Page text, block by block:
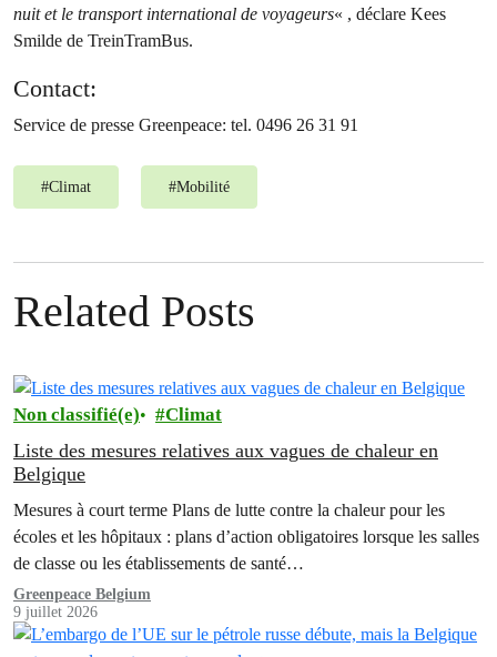
nuit et le transport international de voyageurs« , déclare Kees
Smilde de TreinTramBus.
Contact:
Service de presse Greenpeace: tel. 0496 26 31 91
#Climat #Mobilité
Related Posts
Non classifié(e) Climat
Liste des mesures relatives aux vagues de chaleur en
Belgique
Mesures à court terme Plans de lutte contre la chaleur pour les
écoles et les hôpitaux : plans d’action obligatoires lorsque les salles
de classe ou les établissements de santé…
Greenpeace Belgium
9 juillet 2026